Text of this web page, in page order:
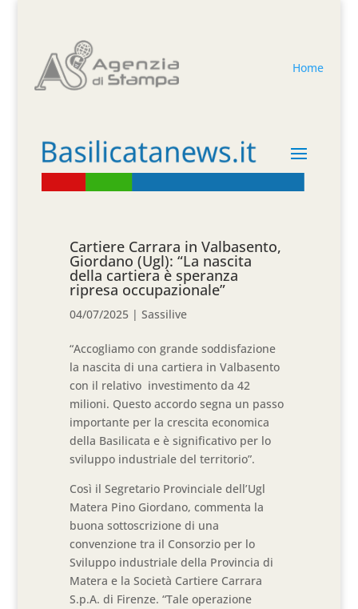
Home
Cartiere Carrara in Valbasento,
Giordano (Ugl): “La nascita
della cartiera è speranza
ripresa occupazionale”
04/07/2025 |Sassilive
“Accogliamo con grande soddisfazione
la nascita di una cartiera in Valbasento
con il relativo investimento da 42
milioni. Questo accordo segna un passo
importante per la crescita economica
della Basilicata e è significativo per lo
sviluppo industriale del territorio”.
Così il Segretario Provinciale dell’Ugl
Matera Pino Giordano, commenta la
buona sottoscrizione di una
convenzione tra il Consorzio per lo
Sviluppo industriale della Provincia di
Matera e la Società Cartiere Carrara
S.p.A. di Firenze. “Tale operazione